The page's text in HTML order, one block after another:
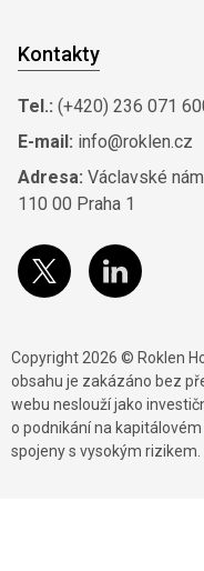
Kontakty
Tel.: (+420) 236 071
E-mail: info@roklen.cz
Adresa: Václavské
110 00 Praha 1
Copyright 2026 © Roklen
obsahu je zakázáno bez
webu neslouží jako
o podnikání na
spojeny s vysokým rizikem.